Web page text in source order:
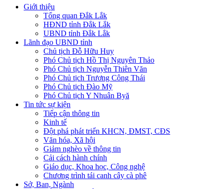
Giới thiệu
Tổng quan Đắk Lắk
HĐND tỉnh Đắk Lắk
UBND tỉnh Đắk Lắk
Lãnh đạo UBND tỉnh
Chủ tịch Đỗ Hữu Huy
Phó Chủ tịch Hồ Thị Nguyên Thảo
Phó Chủ tịch Nguyễn Thiên Văn
Phó Chủ tịch Trương Công Thái
Phó Chủ tịch Đào Mỹ
Phó Chủ tịch Y Nhuân Byă
Tin tức sự kiện
Tiếp cận thông tin
Kinh tế
Đột phá phát triển KHCN, ĐMST, CĐS
Văn hóa, Xã hội
Giảm nghèo về thông tin
Cải cách hành chính
Giáo dục, Khoa học, Công nghệ
Chương trình tái canh cây cà phê
Sở, Ban, Ngành